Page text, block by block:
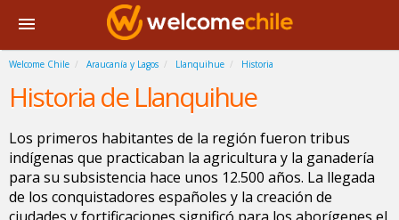
Welcome Chile Araucanía y Lagos Llanquihue Historia
Historia de Llanquihue
Los primeros habitantes de la región fueron tribus
indígenas que practicaban la agricultura y la ganadería
para su subsistencia hace unos 12.500 años. La llegada
de los conquistadores españoles y la creación de